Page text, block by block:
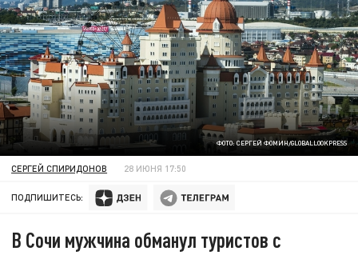
ФОТО: СЕРГЕЙ ФОМИН/GLOBALLOOKPRESS
СЕРГЕЙ СПИРИДОНОВ 28 ИЮНЯ 17:50
ПОДПИШИТЕСЬ:
В Сочи мужчина обманул туристов с